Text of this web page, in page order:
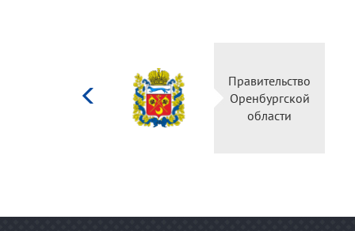
Правительство
Оренбургской
области